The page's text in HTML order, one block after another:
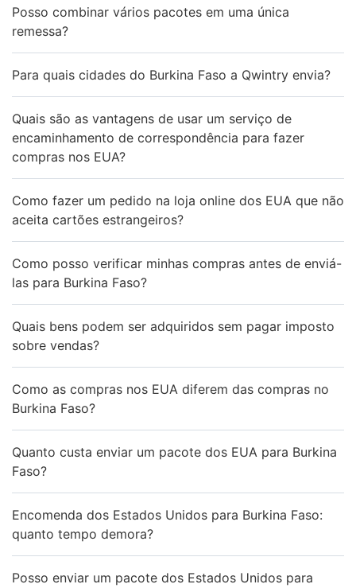
Posso combinar vários pacotes em uma única
remessa?
Para quais cidades do Burkina Faso a Qwintry envia?
Quais são as vantagens de usar um serviço de
encaminhamento de correspondência para fazer
compras nos EUA?
Como fazer um pedido na loja online dos EUA que não
aceita cartões estrangeiros?
Como posso verificar minhas compras antes de enviá-
las para Burkina Faso?
Quais bens podem ser adquiridos sem pagar imposto
sobre vendas?
Como as compras nos EUA diferem das compras no
Burkina Faso?
Quanto custa enviar um pacote dos EUA para Burkina
Faso?
Encomenda dos Estados Unidos para Burkina Faso:
quanto tempo demora?
Posso enviar um pacote dos Estados Unidos para